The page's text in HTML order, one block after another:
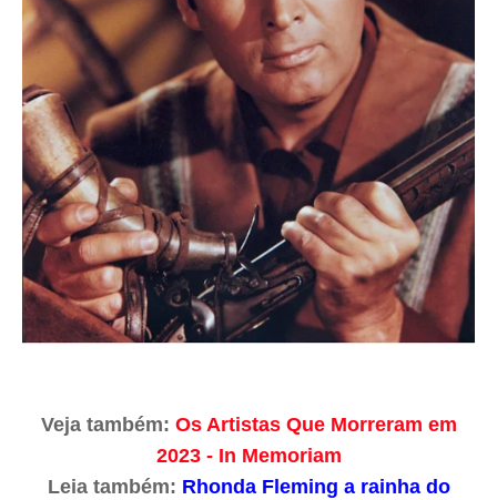
Veja também: Os Artistas Que Morreram em
2023 - In Memoriam
Leia também: Rhonda Fleming a rainha do